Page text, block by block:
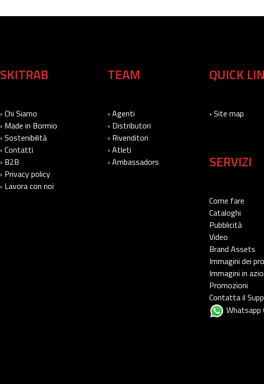
SKITRAB
› Chi Siamo
› Made in Bormio
› Sostenibilità
› Contatti
› B2B
› Privacy policy
› Lavora con noi
TEAM
› Agenti
› Distributori
› Rivenditori
› Atleti
› Ambassadors
QUICK
› Site map
SERVIZI
Come fare
Cataloghi
Pubblicità
Video
Brand Assets
Immagini dei
Immagini in
Promozioni
Contatta il
Whatsapp